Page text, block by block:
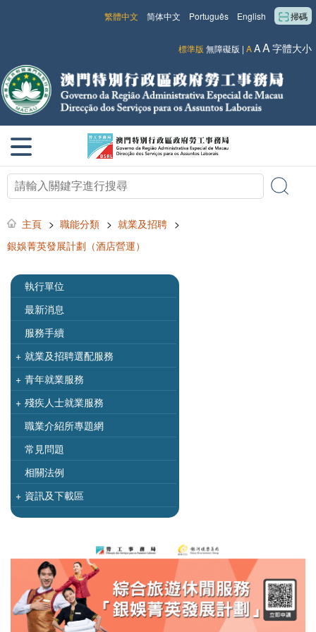
掃碼
English
Português
简体中文
繁體中文
標準版 無障礙版 | AAA字體大小
主頁 > 職能分類 > 就業及招聘 >
銀娛菁英發展計劃（酒店營運）
執行單位
最新消息
服務手續
+ 就業及招聘選配服務
+ 青年就業服務
+ 殘疾人士就業服務
職業介紹所專題網
常見問題
相關法例
+ 資訊及下載區